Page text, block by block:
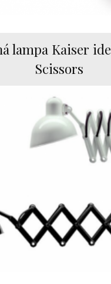
lampa Kaiser
Scissors